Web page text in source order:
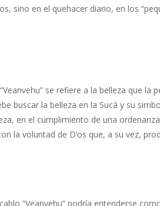
sino en el quehacer diario, en los
se refiere a la belleza que
buscar la belleza en la Sucá y su
en el cumplimiento de una
la voluntad de D’os que, a su vez,
“Veanvehu” podría entenderse